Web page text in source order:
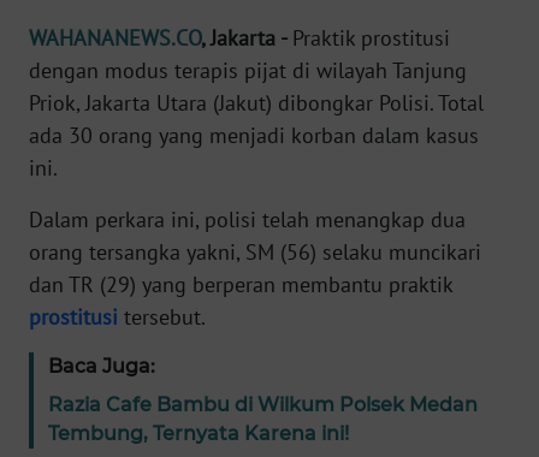
WAHANANEWS.CO, Jakarta - Praktik prostitusi
dengan modus terapis pijat di wilayah Tanjung
Priok, Jakarta Utara (Jakut) dibongkar Polisi. Total
ada 30 orang yang menjadi korban dalam kasus
ini.
Dalam perkara ini, polisi telah menangkap dua
orang tersangka yakni, SM (56) selaku muncikari
dan TR (29) yang berperan membantu praktik
prostitusi tersebut.
Baca Juga:
Razia Cafe Bambu di Wilkum Polsek Medan
Tembung, Ternyata Karena ini!
EDITORIAL
Informasi
BERITA
KONTAK
KAMI
INFO
IKLAN
TENTANG
KAMI